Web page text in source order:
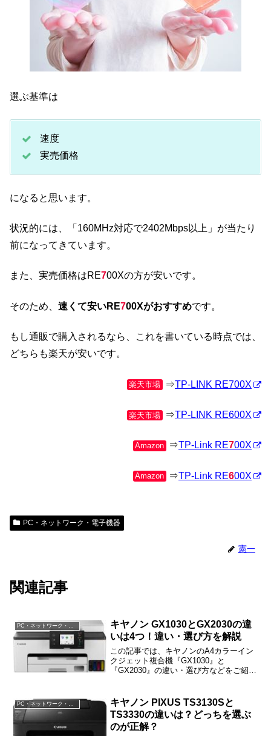
選ぶ基準は
速度
実売価格
になると思います。
状況的には、「160MHz対応で2402Mbps以上」が当たり
前になってきています。
また、実売価格はRE700Xの方が安いです。
そのため、 速くて安いRE700Xがおすすめです。
もし通販で購入されるなら、これを書いている時点では、
どちらも楽天が安いです。
楽天市場 ⇒TP-LINK RE700X
楽天市場 ⇒TP-LINK RE600X
Amazon ⇒TP-Link RE700X
Amazon ⇒TP-Link RE600X
PC・ネットワーク・電子機器
憲一
関連記事
キヤノン GX1030とGX2030の違
いは4つ！違い・選び方を解説
この記事では、キヤノンのA4カラーイン
クジェット複合機『GX1030』と
『GX2030』の違い・選び方などをご紹介
つで、その他は共通です。
PC・ネットワーク・電子機器
キヤノン PIXUS TS3130Sと
TS3330の違いは？どっちを選ぶ
のが正解？